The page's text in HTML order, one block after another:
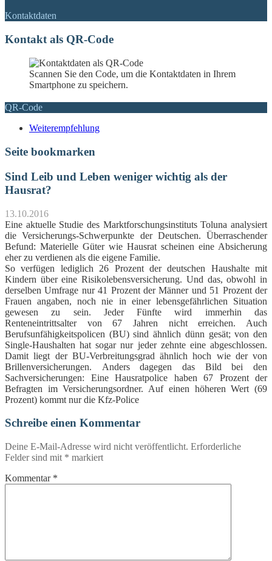
Kontaktdaten
Kontakt als QR-Code
Scannen Sie den Code, um die Kontaktdaten in Ihrem
Smartphone zu speichern.
QR-Code
Weiterempfehlung
Seite bookmarken
Sind Leib und Leben weniger wichtig als der
Hausrat?
13.10.2016
Eine aktuelle Studie des Marktforschungsinstituts Toluna analysiert
die Versicherungs-Schwerpunkte der Deutschen. Überraschender
Befund: Materielle Güter wie Hausrat scheinen eine Absicherung
eher zu verdienen als die eigene Familie.
So verfügen lediglich 26 Prozent der deutschen Haushalte mit
Kindern über eine Risikolebensversicherung. Und das, obwohl in
derselben Umfrage nur 41 Prozent der Männer und 51 Prozent der
Frauen angaben, noch nie in einer lebensgefährlichen Situation
gewesen zu sein. Jeder Fünfte wird immerhin das
Renteneintrittsalter von 67 Jahren nicht erreichen. Auch
Berufsunfähigkeitspolicen (BU) sind ähnlich dünn gesät; von den
Single-Haushalten hat sogar nur jeder zehnte eine abgeschlossen.
Damit liegt der BU-Verbreitungsgrad ähnlich hoch wie der von
Brillenversicherungen. Anders dagegen das Bild bei den
Sachversicherungen: Eine Hausratpolice haben 67 Prozent der
Befragten im Versicherungsordner. Auf einen höheren Wert (69
Prozent) kommt nur die Kfz-Police
Schreibe einen Kommentar
Deine E-Mail-Adresse wird nicht veröffentlicht. Erforderliche
Felder sind mit * markiert
Kommentar *